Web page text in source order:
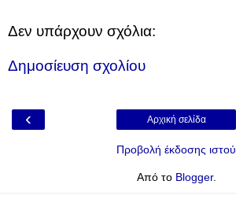
Δεν υπάρχουν σχόλια:
Δημοσίευση σχολίου
‹ Αρχική σελίδα
Προβολή έκδοσης ιστού
Από το Blogger.